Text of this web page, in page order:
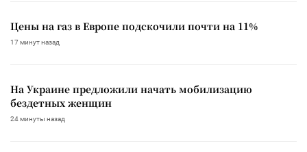
Цены на газ в Европе подскочили почти на 11%
17 минут назад
На Украине предложили начать мобилизацию
бездетных женщин
24 минуты назад